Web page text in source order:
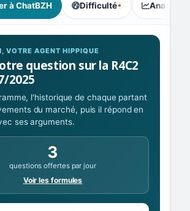
à ChatBZH Difficulté
, tendance des parieurs :
Analyse
VOTRE AGENT HIPPIQUE
question sur la R4C2
2025
l'historique de chaque partant
du marché, puis il répond en
ses arguments.
3
questions offertes par jour
Voir les formules